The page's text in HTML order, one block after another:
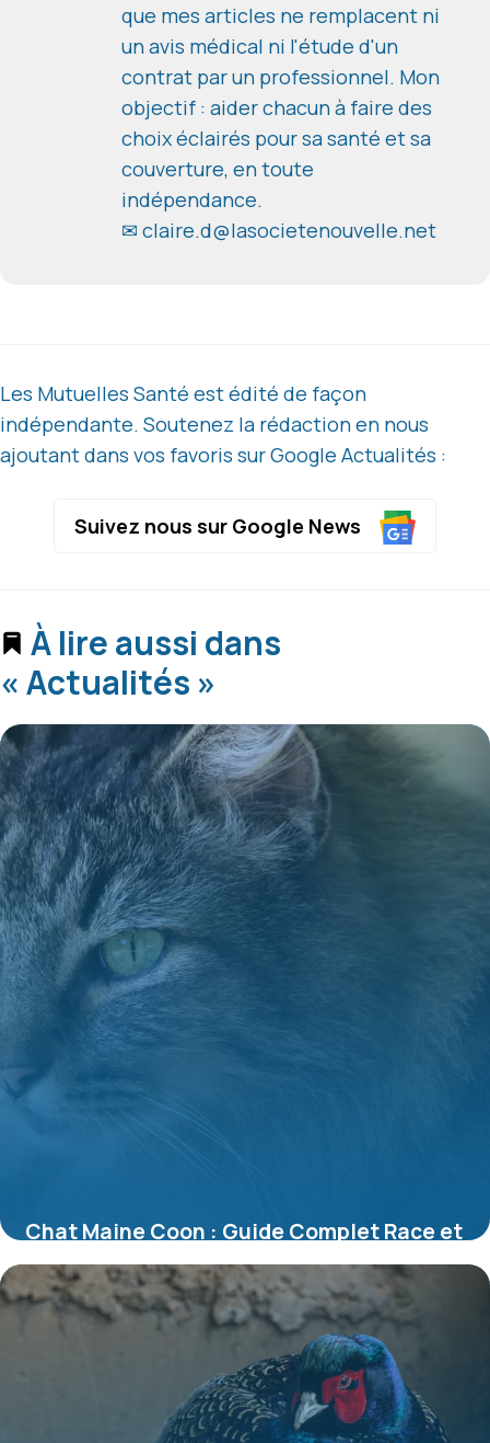
que mes articles ne remplacent ni
un avis médical ni l'étude d'un
contrat par un professionnel. Mon
objectif : aider chacun à faire des
choix éclairés pour sa santé et sa
couverture, en toute
indépendance.
✉ claire.d@lasocietenouvelle.net
Les Mutuelles Santé est édité de façon
indépendante. Soutenez la rédaction en nous
ajoutant dans vos favoris sur Google Actualités :
Suivez nous sur Google News
À lire aussi dans
« Actualités »
Chat Maine Coon : Guide Complet Race et
Soins
10 juillet 2026